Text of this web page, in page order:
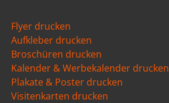
Flyer drucken
Aufkleber drucken
Broschüren drucken
Kalender & Werbekalender drucken
Plakate & Poster drucken
Visitenkarten drucken